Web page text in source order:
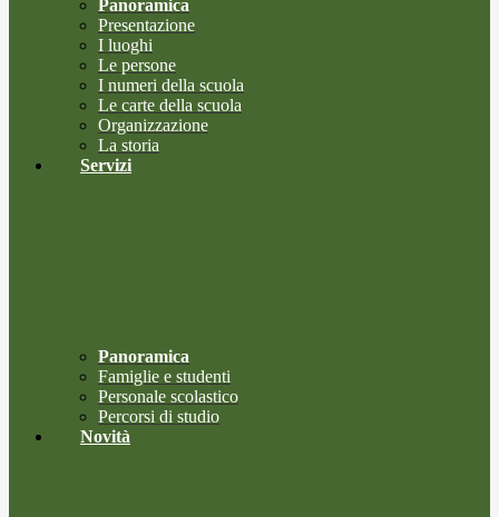
Panoramica
Presentazione
I luoghi
Le persone
I numeri della scuola
Le carte della scuola
Organizzazione
La storia
Servizi
Panoramica
Famiglie e studenti
Personale scolastico
Percorsi di studio
Novità